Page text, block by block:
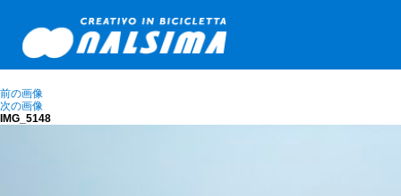
前の画像
次の画像
IMG_5148